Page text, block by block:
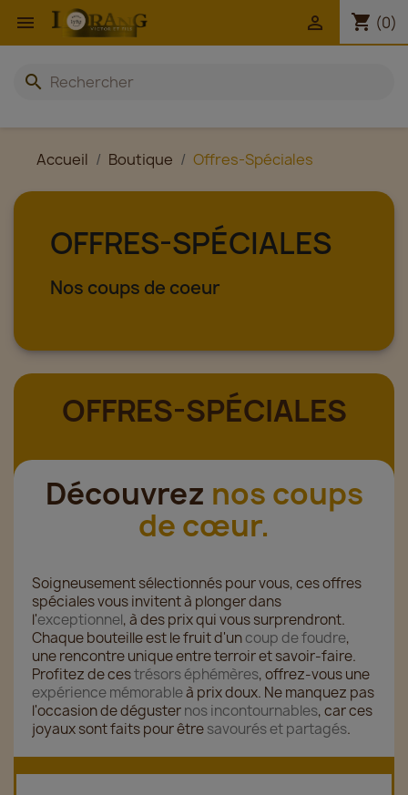
 shopping_cart (0)

search
Accueil Boutique Offres-Spéciales
OFFRES-SPÉCIALES
Nos coups de coeur
OFFRES-SPÉCIALES
Découvrez nos coups
de cœur.
Soigneusement sélectionnés pour vous, ces offres
spéciales vous invitent à plonger dans
l'exceptionnel, à des prix qui vous surprendront.
Chaque bouteille est le fruit d'uncoup de foudre,
une rencontre unique entre terroir et savoir-faire.
Profitez de cestrésors éphémères, offrez-vous une
expérience mémorableà prix doux. Ne manquez pas
l'occasion de dégusternos incontournables, car ces
joyaux sont faits pour êtresavourés et partagés.